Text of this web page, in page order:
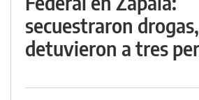
secuestraron
detuvieron a tres